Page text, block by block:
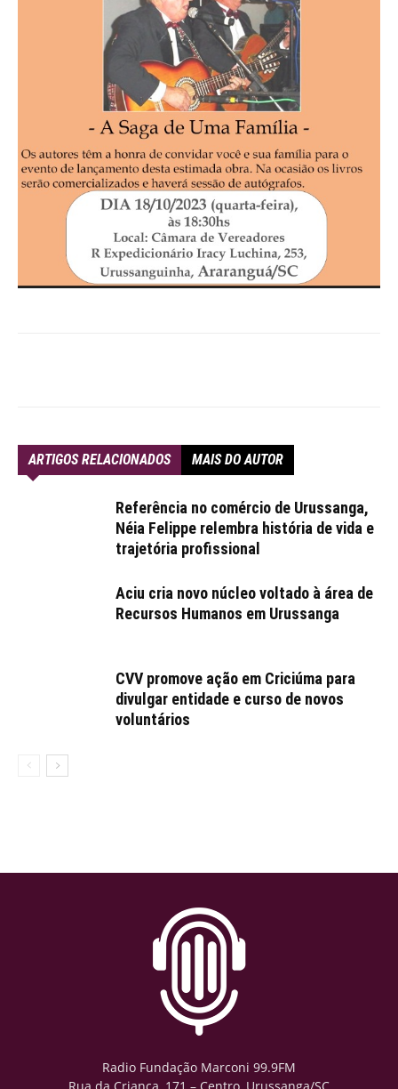
ARTIGOS RELACIONADOS MAIS DO AUTOR
Referência no comércio de Urussanga,
Néia Felippe relembra história de vida e
trajetória profissional
Aciu cria novo núcleo voltado à área de
Recursos Humanos em Urussanga
CVV promove ação em Criciúma para
divulgar entidade e curso de novos
voluntários
Radio Fundação Marconi 99.9FM